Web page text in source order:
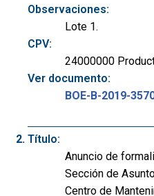
Observaciones:
Lote 1.
CPV:
24000000
Ver documento:
BOE-B-2019-
Título:
Anuncio de
Sección de
Centro de